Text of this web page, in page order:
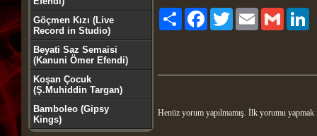
Göçmen Kızı (Live
Record in Studio)
Beyati Saz Semaisi
(Kanuni Ömer Efendi)
Koşan Çocuk
(Ş.Muhiddin Targan)
Bamboleo (Gipsy
Kings)
Paylaş FacebookTwitter Email Gmail
Henüz yorum yapılmamış. İlk yorumu